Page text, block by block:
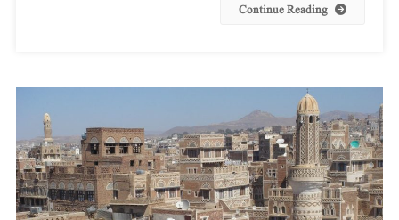
Continue Reading